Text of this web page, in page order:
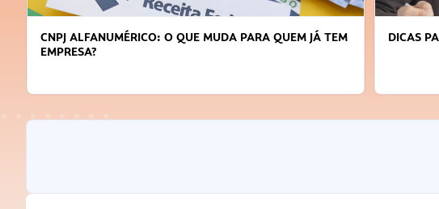
CNPJ ALFANUMÉRICO: O QUE MUDA PARA QUEM JÁ TEM
EMPRESA?
DICAS